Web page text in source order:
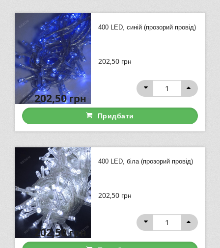
400 LED, синій (прозорий провід)
202,50 грн
202,50грн
Придбати
400 LED, біла (прозорий провід)
202,50 грн
202,50грн